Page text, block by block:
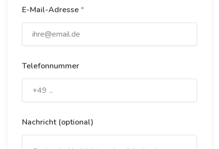
E-Mail-Adresse*
Telefonnummer
Nachricht (optional)